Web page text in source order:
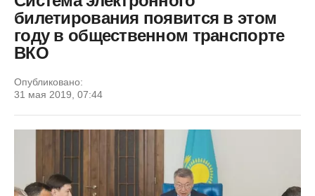
билетирования появится в этом
году в общественном транспорте
ВКО
Опубликовано:
31 мая 2019, 07:44